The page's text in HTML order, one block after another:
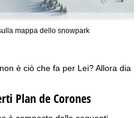
mappa dello snowpark
è ciò che fa per Lei? Allora dia
Plan de Corones